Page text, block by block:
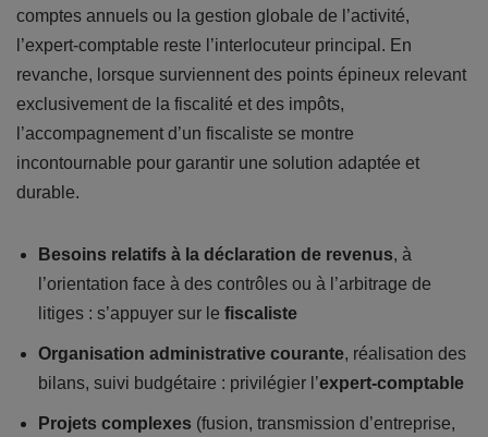
comptes annuels ou la gestion globale de l’activité,
l’expert-comptable reste l’interlocuteur principal. En
revanche, lorsque surviennent des points épineux relevant
exclusivement de la fiscalité et des impôts,
l’accompagnement d’un fiscaliste se montre
incontournable pour garantir une solution adaptée et
durable.
Besoins relatifs à la déclaration de revenus, à
l’orientation face à des contrôles ou à l’arbitrage de
litiges : s’appuyer sur le fiscaliste
Organisation administrative courante, réalisation des
bilans, suivi budgétaire : privilégier l’expert-comptable
Projets complexes (fusion, transmission d’entreprise,